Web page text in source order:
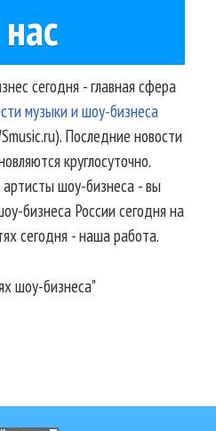
сегодня - главная сфера
музыки и шоу-бизнеса
Последние новости
круглосуточно.
шоу-бизнеса - вы
бизнеса России сегодня на
сегодня - наша работа.
шоу-бизнеса"